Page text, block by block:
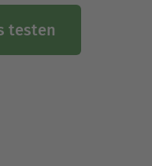
testen